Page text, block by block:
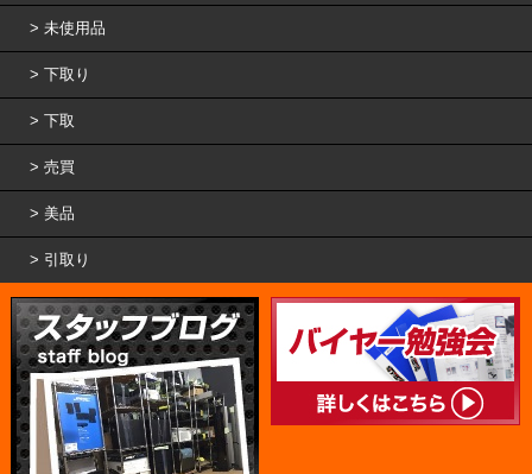
未使用品
下取り
下取
売買
美品
引取り